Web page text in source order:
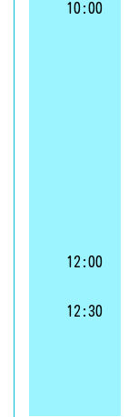
10:00
12:00
12:30